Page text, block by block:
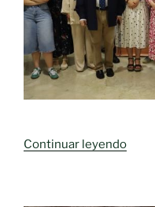
Continuar leyendo